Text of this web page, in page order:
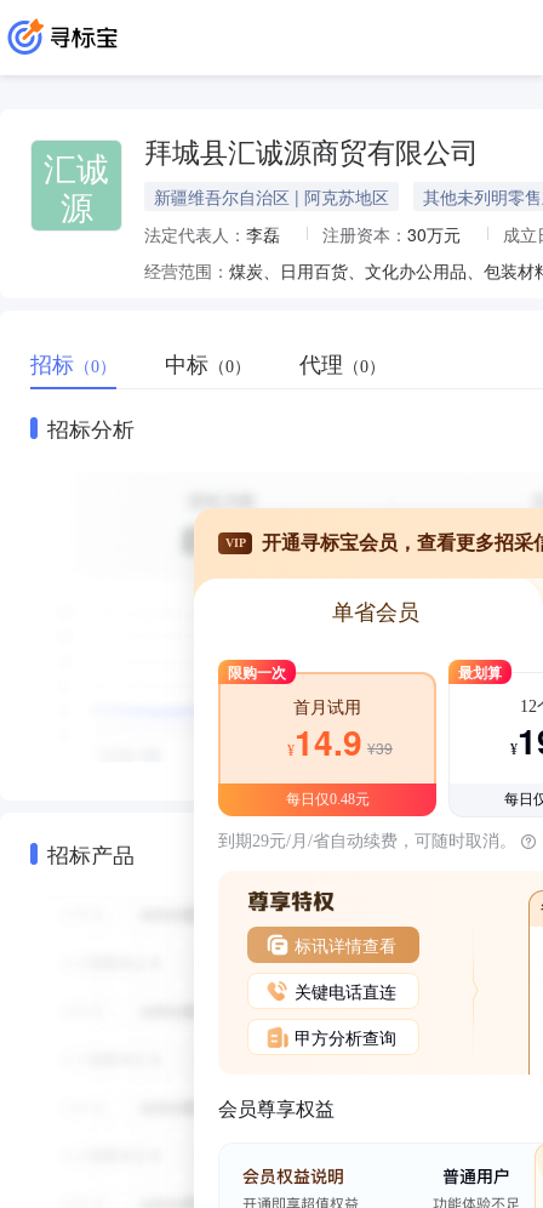
汇诚
源
拜城县汇诚源商贸有限公司
新疆维吾尔自治区 | 阿克苏地区
其他未列明零
法定代表人： 李磊 注册资本： 30万元
成立
经营范围：
招标 （0） 中标 （0） 代理 （0）
招标分析
招标产品
VIP 开通寻标宝会员，查看更多招采
单省会员
限购一次
首月试用
¥14.9 ¥39
每日仅0.48元
最划算
12
¥
每日
到期29元/月/省自动续费，可随时取消。
标讯详情查看
关键电话直连
甲方分析查询
会员尊享权益